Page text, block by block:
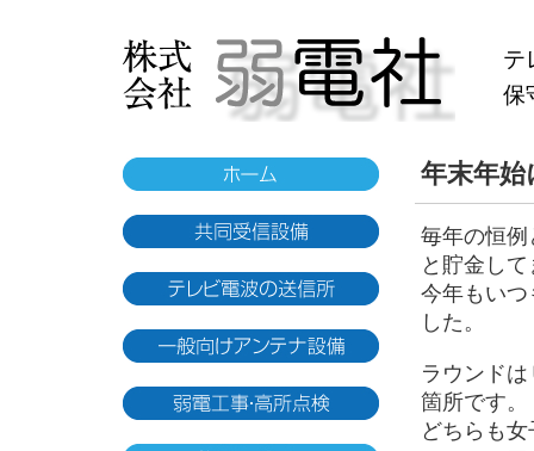
テ
保
年末年始
毎年の恒
と貯金し
今年もい
した。
ラウンド
箇所です。
どちらも